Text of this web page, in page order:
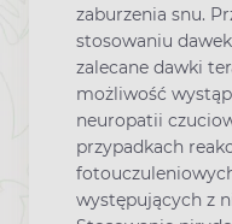
zaburzenia snu.
stosowaniu
zalecane dawki
możliwość
neuropatii
przypadkach
występujących z